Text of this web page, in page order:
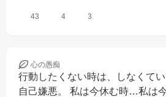
43 4 3
心の愚痴
行動したくない時は、しなくてい
自己嫌悪。 私は今休む時…私は